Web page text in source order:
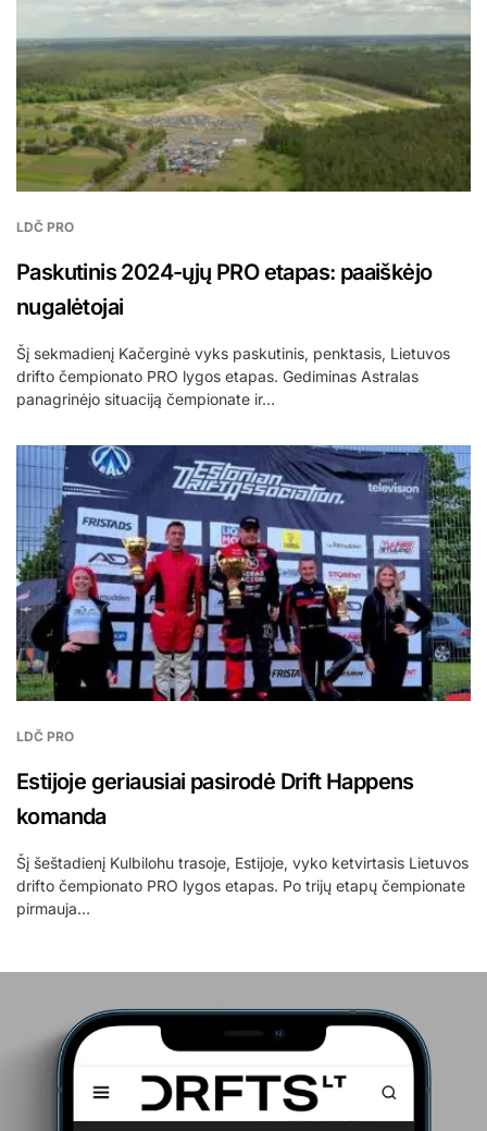
LDČ PRO
Paskutinis 2024-ųjų PRO etapas: paaiškėjo
nugalėtojai
Šį sekmadienį Kačerginė vyks paskutinis, penktasis, Lietuvos
drifto čempionato PRO lygos etapas. Gediminas Astralas
panagrinėjo situaciją čempionate ir…
LDČ PRO
Estijoje geriausiai pasirodė Drift Happens
komanda
Šį šeštadienį Kulbilohu trasoje, Estijoje, vyko ketvirtasis Lietuvos
drifto čempionato PRO lygos etapas. Po trijų etapų čempionate
pirmauja…